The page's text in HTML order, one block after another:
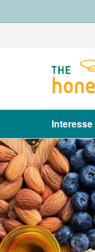
al
The
Honeyland
Interesse